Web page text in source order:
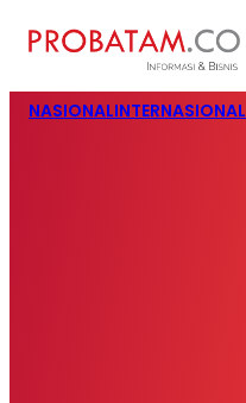
NASIONALINTERNASIONAL